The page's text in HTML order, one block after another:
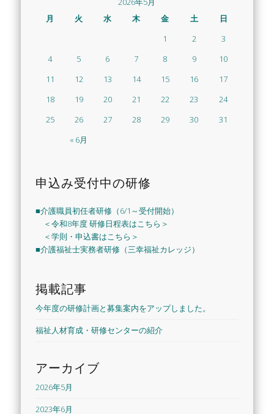
月
火 水 木 金 土 日
« 6月
1 2
3
4
5 6 7 8 9
10
11
12 13 14 15 16
17
18
19 20 21 22 23
24
25
26 27 28 29 30 31
申込み受付中の研修
■介護職員初任者研修（6/1～受付開始）
＜令和8年度 研修日程表はこちら＞
＜学則・申込書はこちら＞
■介護福祉士実務者研修（三幸福祉カレッジ）
掲載記事
今年度の研修計画と募集案内をアップしました。
福祉人材育成・研修センターの紹介
アーカイブ
2026年5月
2023年6月